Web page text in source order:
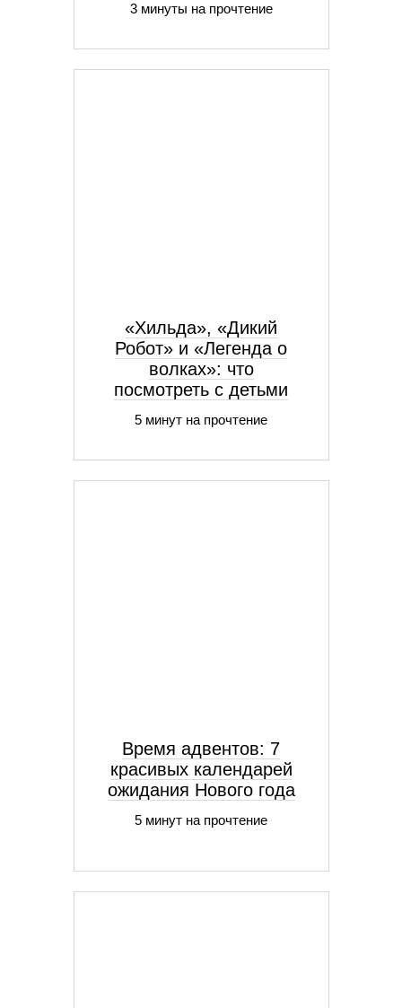
3 минуты на прочтение
«Хильда», «Дикий
Робот» и «Легенда о
волках»: что
посмотреть с детьми
5 минут на прочтение
Время адвентов: 7
красивых календарей
ожидания Нового года
5 минут на прочтение